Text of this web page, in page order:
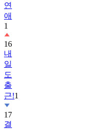
연
애
1
16
내
일
도
출
근!1
17
결